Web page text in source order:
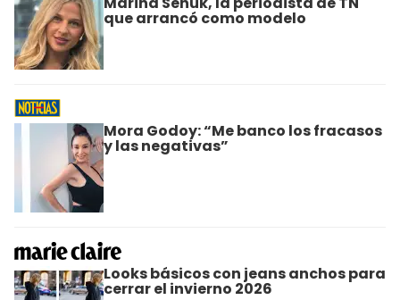
que arrancó como modelo
Mora Godoy: “Me banco los fracasos
y las negativas”
Looks básicos con jeans anchos para
cerrar el invierno 2026